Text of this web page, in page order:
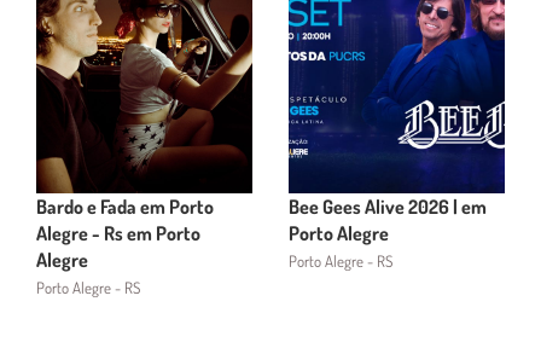
Bardo e Fada em Porto
Alegre - Rs em Porto
Alegre
Porto Alegre - RS
Bee Gees Alive 2026 | em
Porto Alegre
Porto Alegre - RS